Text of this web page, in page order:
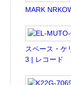
MARK
スペース・
3 | レコード